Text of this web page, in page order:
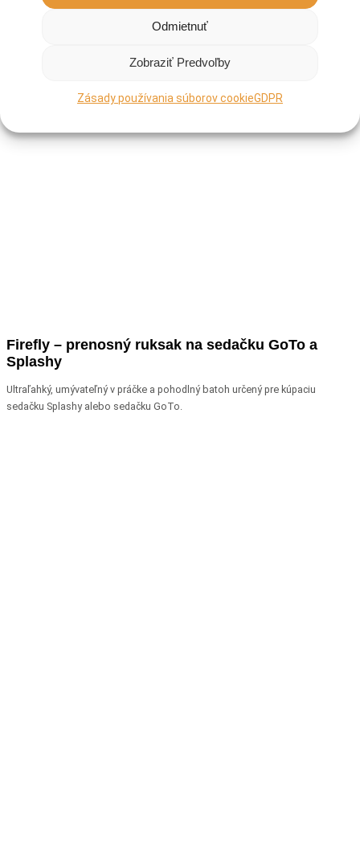
Odmietnuť
Zobraziť Predvoľby
Zásady používania súborov cookieGDPR
Firefly – prenosný ruksak na sedačku GoTo a
Splashy
Ultraľahký, umývateľný v práčke a pohodlný batoh určený pre kúpaciu
sedačku Splashy alebo sedačku GoTo.